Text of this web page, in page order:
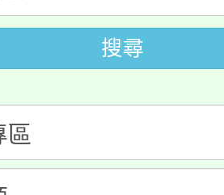
》溝通分析基
迎學生輔導中心
諮商輔導、社會
生報名參加。
栗縣政府辦理
校園短影音徵
簡章及活動海報
名參加。
115學年度學生
動實施計畫」
「教育部表揚
推展貢獻獎」
ART TAIPEI臺
搜尋